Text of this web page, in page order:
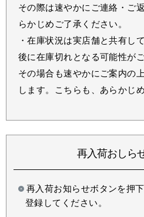
その際は速やかにご連絡・ご
らかじめご了承ください。
・在庫状況は実店舗と共有し
後に在庫切れとなる可能性が
その場合も速やかにご案内の
します。こちらも、あらかじ
再入荷おしら
再入荷お知らせボタンを押
登録してください。